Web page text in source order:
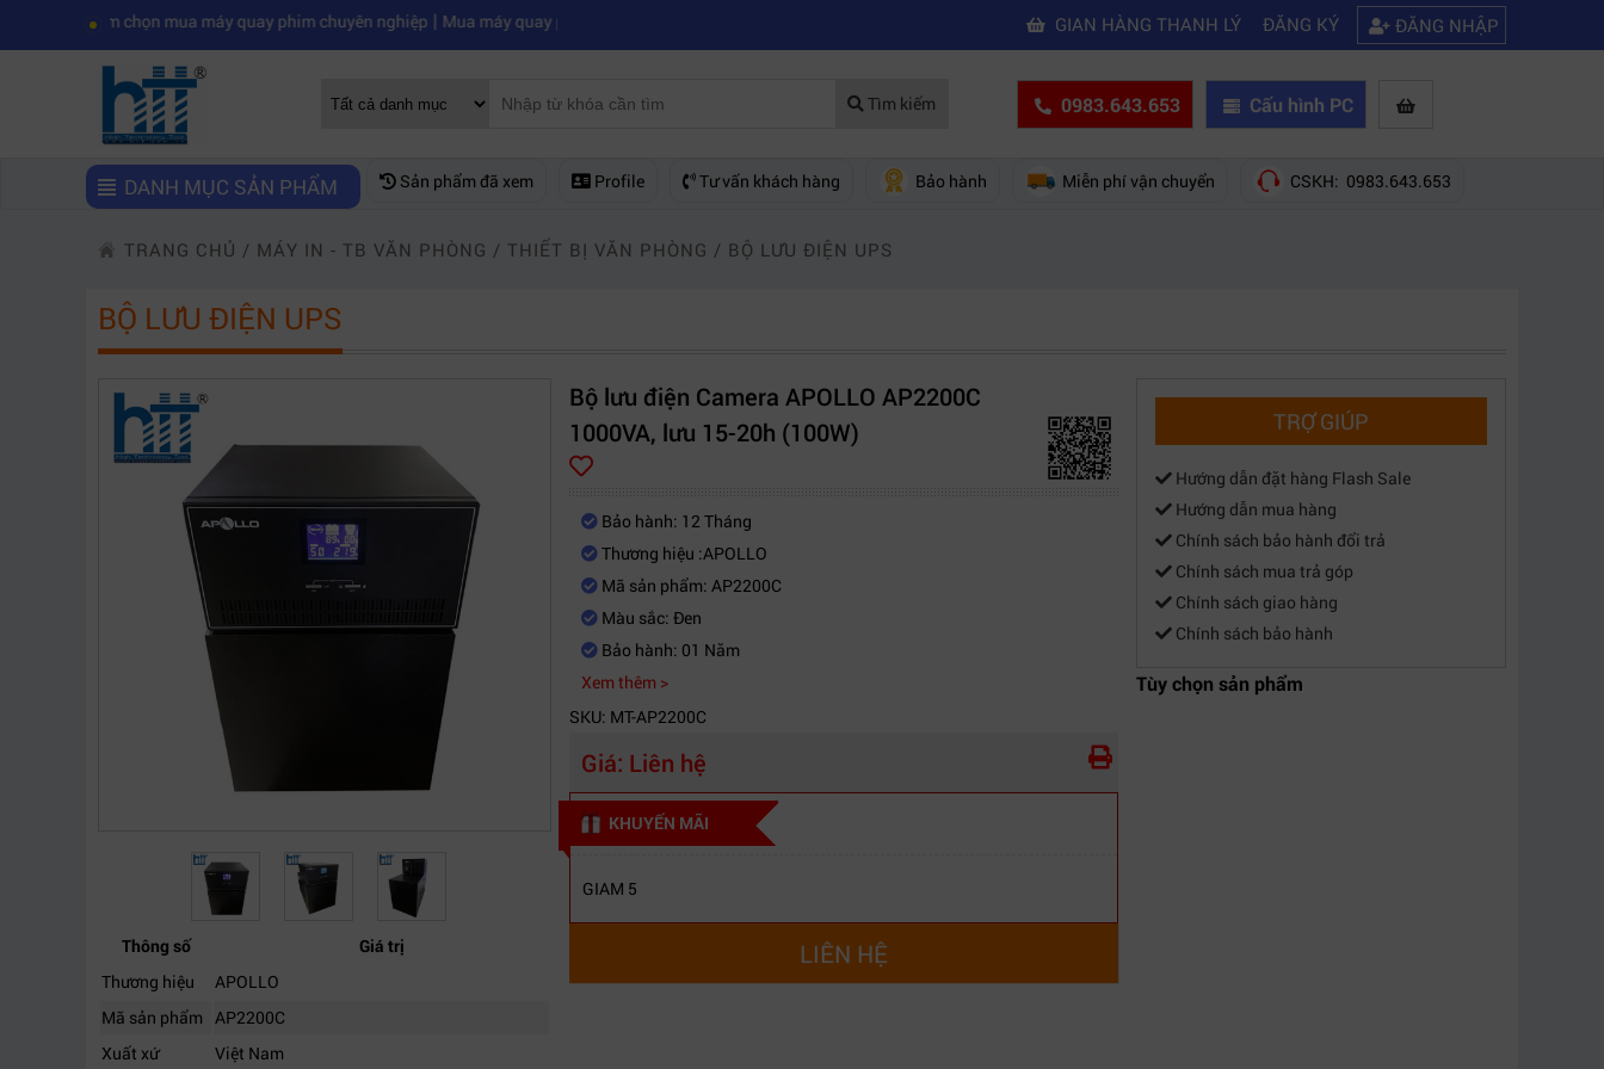
chọn mua máy quay phim chuyên nghiệp|Mua máy quay phim hd giá rẻ nên mua của hãng nào? Mách bạn 5 cách khắc phục laptop không kết nối được wifi|Kinh nghiệm chọn mua máy quay phim giá rẻ bạn
GIAN HÀNG THANH LÝ ĐĂNG KÝ ĐĂNG NHẬP
Tìm kiếm 0983.643.653 Cấu hình PC
DANH MỤC SẢN PHẨM Sản phẩm đã xem Profile Tư vấn khách hàng Bảo hành Miễn phí vận chuyển CSKH: 0983.643.653
TRANG CHỦ / MÁY IN - TB VĂN PHÒNG / THIẾT BỊ VĂN PHÒNG / BỘ LƯU ĐIỆN UPS
BỘ LƯU ĐIỆN UPS
Thông số
Giá trị
Thương hiệu
APOLLO
Mã sản phẩm AP2200C
Xuất xứ
Việt Nam
Bộ lưu điện Camera APOLLO AP2200C
1000VA, lưu 15-20h (100W)
Bảo hành: 12 Tháng
Thương hiệu :APOLLO
Mã sản phẩm: AP2200C
Màu sắc: Đen
Bảo hành: 01 Năm
Xem thêm >
SKU: MT-AP2200C
Giá: Liên hệ
KHUYẾN MÃI
GIAM 5
LIÊN HỆ
TRỢ GIÚP
Hướng dẫn đặt hàng Flash Sale
Hướng dẫn mua hàng
Chính sách bảo hành đổi trả
Chính sách mua trả góp
Chính sách giao hàng
Chính sách bảo hành
Tùy chọn sản phẩm